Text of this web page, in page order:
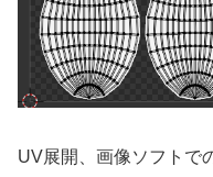
UV展開、画像ソフトで